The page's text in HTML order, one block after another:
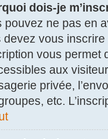
dois-je
pouvez ne pas en
devez vous
vous
aux
privée,
etc.